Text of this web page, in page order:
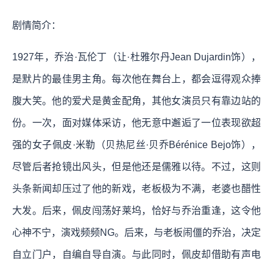
剧情简介：
1927年，乔治·瓦伦丁（让·杜雅尔丹Jean Dujardin饰），
是默片的最佳男主角。每次他在舞台上，都会逗得观众捧
腹大笑。他的爱犬是黄金配角，其他女演员只有靠边站的
份。一次，面对媒体采访，他无意中邂逅了一位表现欲超
强的女子佩皮·米勒（贝热尼丝·贝乔Bérénice Bejo饰），
尽管后者抢镜出风头，但是他还是儒雅以待。不过，这则
头条新闻却压过了他的新戏，老板极为不满，老婆也醋性
大发。后来，佩皮闯荡好莱坞，恰好与乔治重逢，这令他
心神不宁，演戏频频NG。后来，与老板闹僵的乔治，决定
自立门户，自编自导自演。与此同时，佩皮却借助有声电